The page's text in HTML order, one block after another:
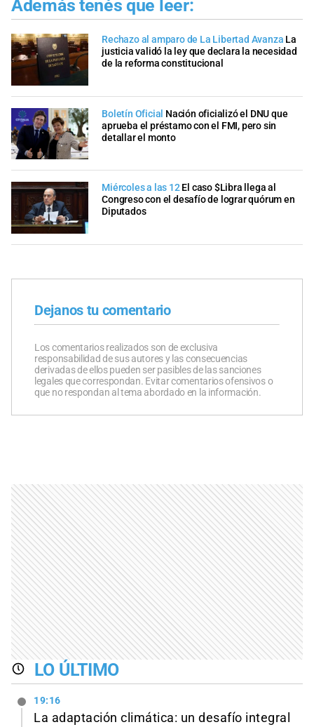
Además tenés que leer:
Rechazo al amparo de La Libertad Avanza La
justicia validó la ley que declara la necesidad
de la reforma constitucional
Boletín Oficial Nación oficializó el DNU que
aprueba el préstamo con el FMI, pero sin
detallar el monto
Miércoles a las 12 El caso $Libra llega al
Congreso con el desafío de lograr quórum en
Diputados
Dejanos tu comentario
Los comentarios realizados son de exclusiva
responsabilidad de sus autores y las consecuencias
derivadas de ellos pueden ser pasibles de las sanciones
legales que correspondan. Evitar comentarios ofensivos o
que no respondan al tema abordado en la información.
LO ÚLTIMO
19:16
La adaptación climática: un desafío integral